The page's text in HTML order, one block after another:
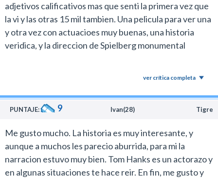
adjetivos calificativos mas que senti la primera vez que
la vi y las otras 15 mil tambien. Una pelicula para ver una
y otra vez con actuacioes muy buenas, una historia
veridica, y la direccion de Spielberg monumental
ver crítica completa
PUNTAJE: 9 Ivan(28) Tigre
Me gusto mucho. La historia es muy interesante, y
aunque a muchos les parecio aburrida, para mi la
narracion estuvo muy bien. Tom Hanks es un actorazo y
en algunas situaciones te hace reir. En fin, me gusto y